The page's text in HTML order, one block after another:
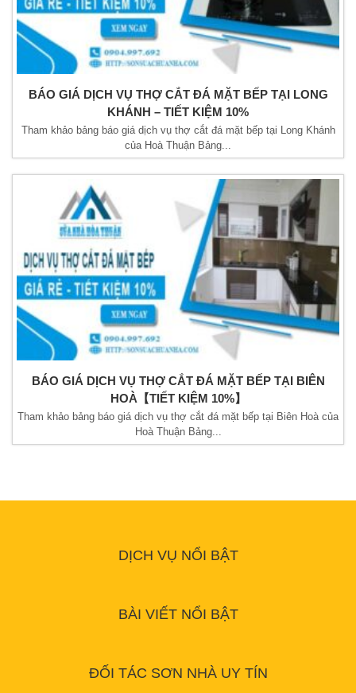
BÁO GIÁ DỊCH VỤ THỢ CẮT ĐÁ MẶT BẾP TẠI LONG
KHÁNH – TIẾT KIỆM 10%
Tham khảo bảng báo giá dịch vụ thợ cắt đá mặt bếp tại Long Khánh
của Hoà Thuận Bảng...
BÁO GIÁ DỊCH VỤ THỢ CẮT ĐÁ MẶT BẾP TẠI BIÊN
HOÀ【TIẾT KIỆM 10%】
Tham khảo bảng báo giá dịch vụ thợ cắt đá mặt bếp tại Biên Hoà của
Hoà Thuận Bảng...
DỊCH VỤ NỔI BẬT
BÀI VIẾT NỔI BẬT
ĐỐI TÁC SƠN NHÀ UY TÍN